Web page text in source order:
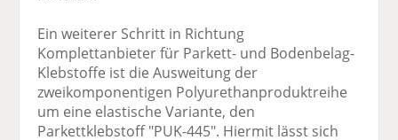
Ein weiterer Schritt in Richtung
Komplettanbieter für Parkett- und Bodenbelag-
Klebstoffe ist die Ausweitung der
zweikomponentigen Polyurethanproduktreihe
um eine elastische Variante, den
Parkettklebstoff "PUK-445". Hiermit lässt sich